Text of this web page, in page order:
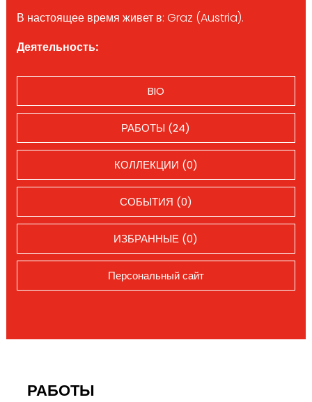
В настоящее время живет в: Graz (Austria).
Деятельность:
BIO
РАБОТЫ (24)
КОЛЛЕКЦИИ (0)
СОБЫТИЯ (0)
ИЗБРАННЫЕ (0)
Персональный сайт
РАБОТЫ